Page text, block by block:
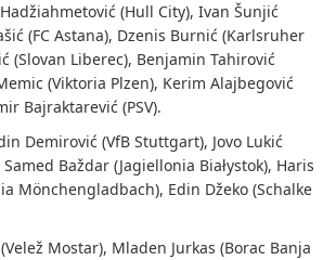
(Hull City), Ivan Šunjić
(FC Astana), Dzenis Burnić (Karlsruher
(Slovan Liberec), Benjamin Tahirović
(Viktoria Plzen), Kerim Alajbegović
Bajraktarević (PSV).
Demirović (VfB Stuttgart), Jovo Lukić
Baždar (Jagiellonia Białystok), Haris
Mönchengladbach), Edin Džeko (Schalke
Mostar), Mladen Jurkas (Borac Banja